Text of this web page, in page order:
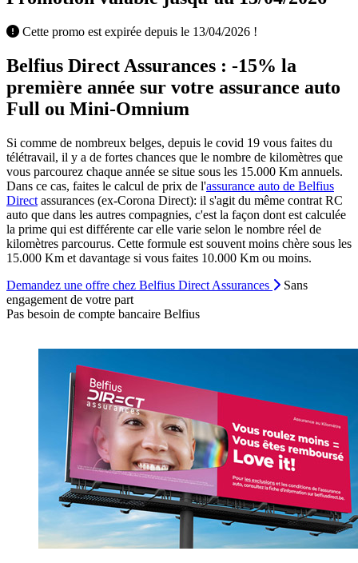
Cette promo est expirée depuis le 13/04/2026 !
Belfius Direct Assurances : -15% la
première année sur votre assurance auto
Full ou Mini-Omnium
Si comme de nombreux belges, depuis le covid 19 vous faites du
télétravail, il y a de fortes chances que le nombre de kilomètres que
vous parcourez chaque année se situe sous les 15.000 Km annuels.
Dans ce cas, faites le calcul de prix de l'assurance auto de Belfius
Direct assurances (ex-Corona Direct): il s'agit du même contrat RC
auto que dans les autres compagnies, c'est la façon dont est calculée
la prime qui est différente car elle varie selon le nombre réel de
kilomètres parcourus. Cette formule est souvent moins chère sous les
15.000 Km et davantage si vous faites 10.000 Km ou moins.
Demandez une offre chez Belfius Direct Assurances
Sans
engagement de votre part
Pas besoin de compte bancaire Belfius